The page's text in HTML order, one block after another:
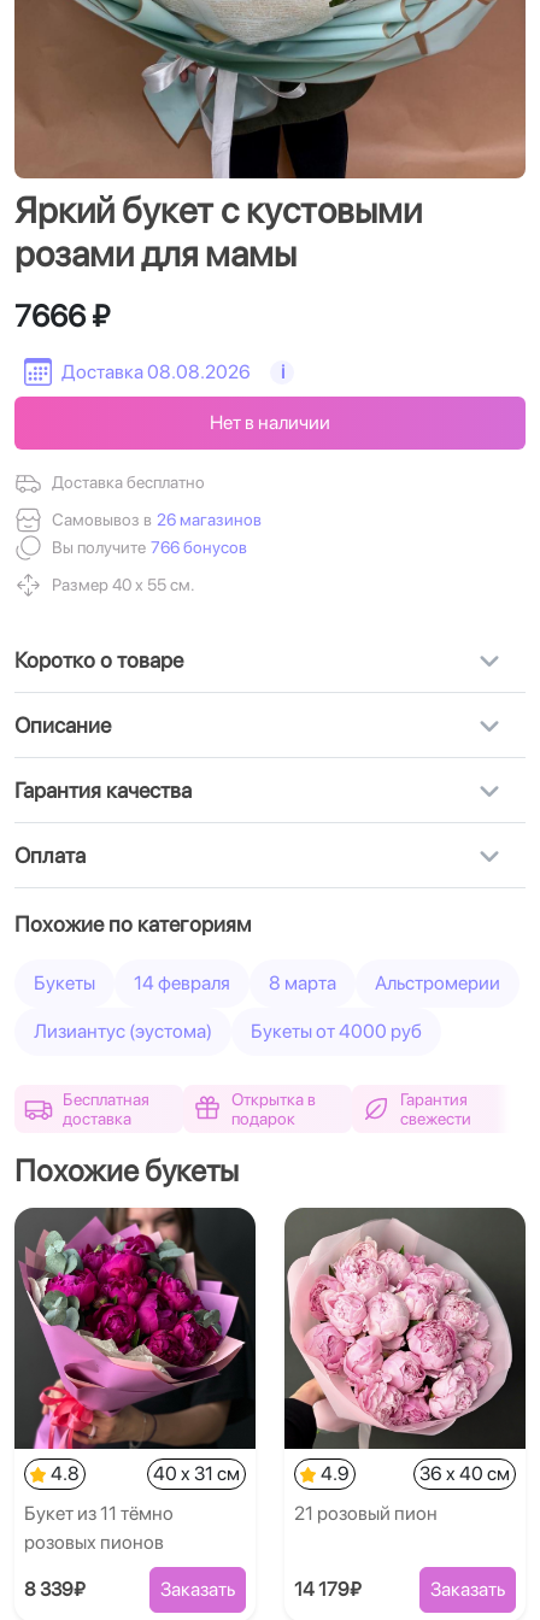
Яркий букет с кустовыми
розами для мамы
Доставка 08.08.2026 i
7666 ₽
Доставка бесплатно
Самовывоз в 26 магазинов
Вы получите 766 бонусов
Размер 40 х 55 см.
Нет в наличии
Коротко о товаре
Описание
Гарантия качества
Оплата
Похожие по категориям
Букеты 14 февраля 8 марта Альстромерии
Лизиантус (эустома) Букеты от 4000 руб
Бесплатная
доставка
Открытка в
подарок
Гарантия
свежести
Похожие букеты
4.8
40 x 31 см
Букет из 11 тёмно
розовых пионов
8 339₽ Заказать
4.9
36 x 40 см
21 розовый пион
14 179₽ Заказать